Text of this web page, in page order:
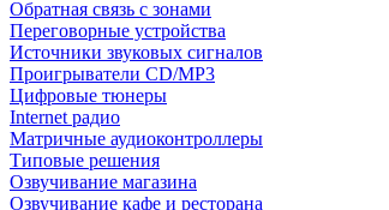
Обратная связь с зонами
Переговорные устройства
Источники звуковых сигналов
Проигрыватели CD/MP3
Цифровые тюнеры
Internet радио
Матричные аудиоконтроллеры
Типовые решения
Озвучивание магазина
Озвучивание кафе и ресторана